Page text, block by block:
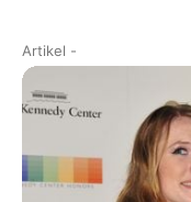
Artikel -